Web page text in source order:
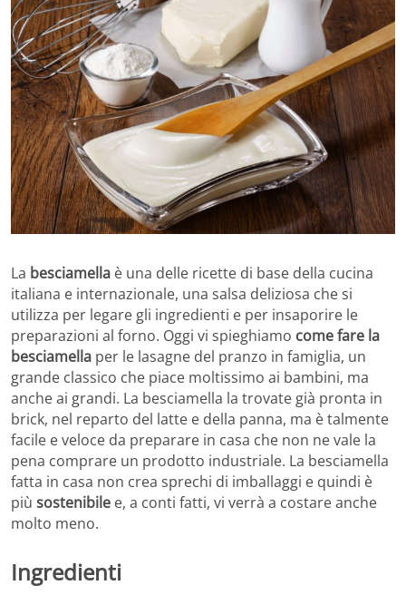
La besciamella è una delle ricette di base della cucina
italiana e internazionale, una salsa deliziosa che si
utilizza per legare gli ingredienti e per insaporire le
preparazioni al forno. Oggi vi spieghiamo come fare la
besciamella per le lasagne del pranzo in famiglia, un
grande classico che piace moltissimo ai bambini, ma
anche ai grandi. La besciamella la trovate già pronta in
brick, nel reparto del latte e della panna, ma è talmente
facile e veloce da preparare in casa che non ne vale la
pena comprare un prodotto industriale. La besciamella
fatta in casa non crea sprechi di imballaggi e quindi è
più sostenibile e, a conti fatti, vi verrà a costare anche
molto meno.
Ingredienti